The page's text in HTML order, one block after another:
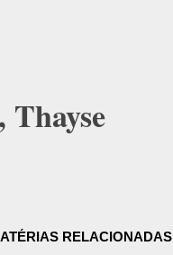
Thayse
RELACIONADAS